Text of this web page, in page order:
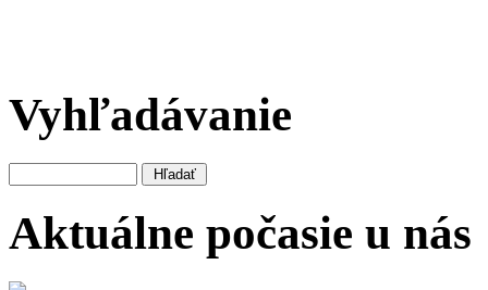
Vyhľadávanie
Aktuálne počasie u nás